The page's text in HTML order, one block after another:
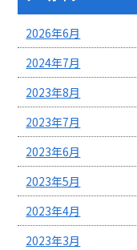
2026年6月
2024年7月
2023年8月
2023年7月
2023年6月
2023年5月
2023年4月
2023年3月